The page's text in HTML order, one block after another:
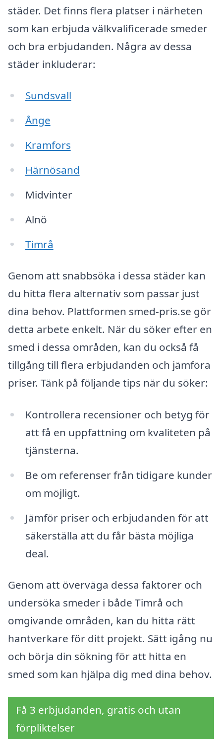
städer. Det finns flera platser i närheten
som kan erbjuda välkvalificerade smeder
och bra erbjudanden. Några av dessa
städer inkluderar:
Sundsvall
Ånge
Kramfors
Härnösand
Midvinter
Alnö
Timrå
Genom att snabbsöka i dessa städer kan
du hitta flera alternativ som passar just
dina behov. Plattformen smed-pris.se gör
detta arbete enkelt. När du söker efter en
smed i dessa områden, kan du också få
tillgång till flera erbjudanden och jämföra
priser. Tänk på följande tips när du söker:
Kontrollera recensioner och betyg för
att få en uppfattning om kvaliteten på
tjänsterna.
Be om referenser från tidigare kunder
om möjligt.
Jämför priser och erbjudanden för att
säkerställa att du får bästa möjliga
deal.
Genom att överväga dessa faktorer och
undersöka smeder i både Timrå och
omgivande områden, kan du hitta rätt
hantverkare för ditt projekt. Sätt igång nu
och börja din sökning för att hitta en
smed som kan hjälpa dig med dina behov.
Få 3 erbjudanden, gratis och utan
förpliktelser